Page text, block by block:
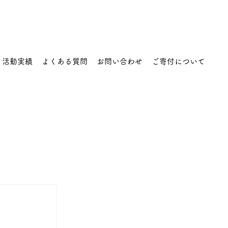
活動実績 よくある質問 お問い合わせ ご寄付について